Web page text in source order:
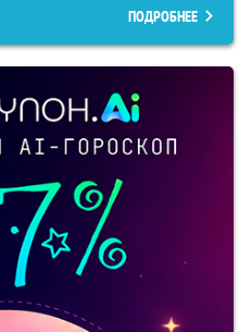
ПОДРОБНЕЕ